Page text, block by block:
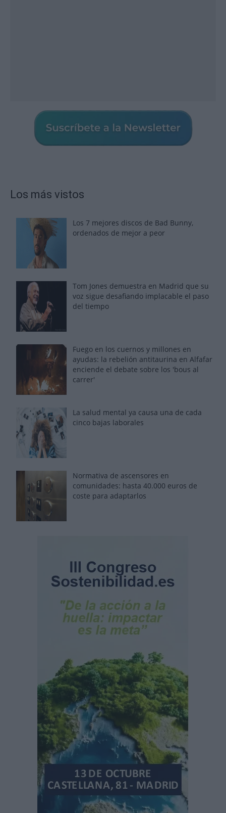
Los más vistos
Los 7 mejores discos de Bad Bunny,
ordenados de mejor a peor
Tom Jones demuestra en Madrid que su
voz sigue desafiando implacable el paso
del tiempo
Fuego en los cuernos y millones en
ayudas: la rebelión antitaurina en Alfafar
enciende el debate sobre los 'bous al
carrer'
La salud mental ya causa una de cada
cinco bajas laborales
Normativa de ascensores en
comunidades: hasta 40.000 euros de
coste para adaptarlos